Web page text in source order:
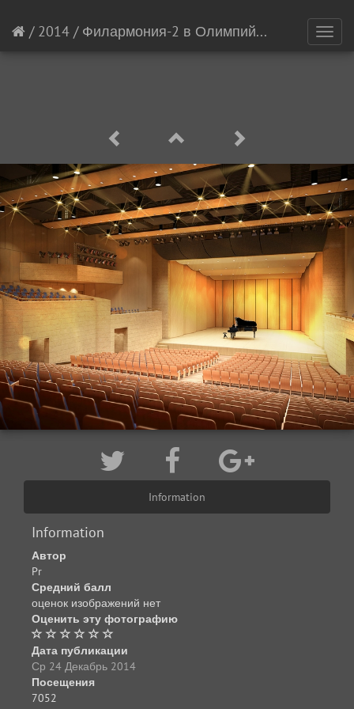
/ 2014 / Филармония-2 в Олимпийской деревне
Information
Information
Автор
Pr
Средний балл
оценок изображений нет
Оценить эту фотографию
Дата публикации
Ср 24 Декабрь 2014
Посещения
7052